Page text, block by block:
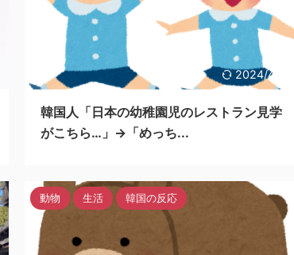
2024/4/30
韓国人「日本の幼稚園児のレストラン見学
がこちら…」→「めっち...
動物 生活 韓国の反応